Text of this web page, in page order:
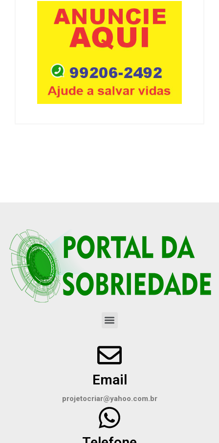
Email
projetocriar@yahoo.com.br